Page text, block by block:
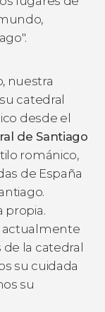
nuestra
catedral
desde el
de Santiago
románico,
de España
propia.
actualmente
la catedral
su cuidada
su